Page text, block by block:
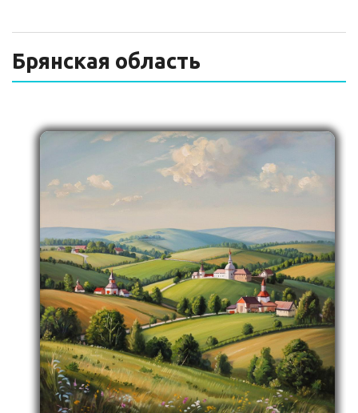
СТРОИТЕЛЬНЫЙ АУДИТ
НОРМАТИВНЫЕ ДОКУМЕНТЫ
ПРЕССА
РЕЕСТРЫ
Брянская область